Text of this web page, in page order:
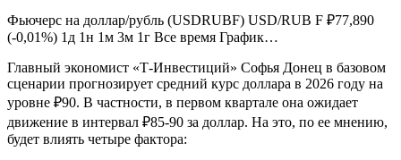
Фьючерс на доллар/рубль (USDRUBF) USD/RUB F ₽77,890
(-0,01%) 1д 1н 1м 3м 1г Все время График…
Главный экономист «Т-Инвестиций» Софья Донец в базовом
сценарии прогнозирует средний курс доллара в 2026 году на
уровне ₽90. В частности, в первом квартале она ожидает
движение в интервал ₽85-90 за доллар. На это, по ее мнению,
будет влиять четыре фактора: